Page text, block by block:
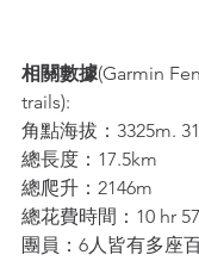
相關數據(Garmin
trails):
角點海拔：3325m.
總長度：17.5km
總爬升：2146m
總花費時間：10 hr
團員：6人皆有多座